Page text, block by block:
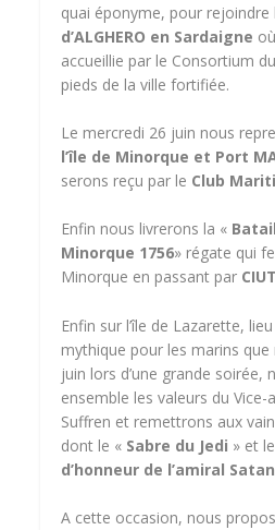
quai éponyme, pour rejoindre
d’ALGHERO en Sardaigne
accueillie par le Consortium
pieds de la ville fortifiée.
Le mercredi 26 juin nous
l’île de Minorque et Port
serons reçu par le Club
Enfin nous livrerons la «
Minorque 1756» régate qui
Minorque en passant par
Enfin sur l’île de Lazarette,
mythique pour les marins
juin lors d’une grande soirée,
ensemble les valeurs du
Suffren et remettrons aux
dont le « Sabre du Jedi » et
d’honneur de l’amiral Satan
A cette occasion, nous